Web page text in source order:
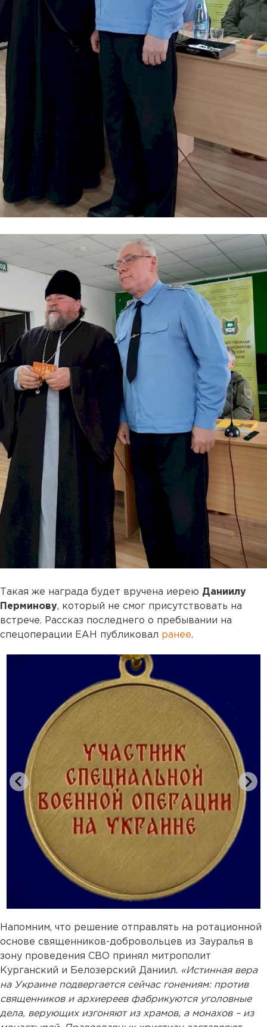
Такая же награда будет вручена иерею Даниилу
Перминову, который не смог присутствовать на
встрече. Рассказ последнего о пребывании на
спецоперации ЕАН публиковал ранее.
Напомним, что решение отправлять на ротационной
основе священников-добровольцев из Зауралья в
зону проведения СВО принял митрополит
Курганский и Белозерский Даниил. «Истинная вера
на Украине подвергается сейчас гонениям: против
священников и архиереев фабрикуются уголовные
дела, верующих изгоняют из храмов, а монахов – из